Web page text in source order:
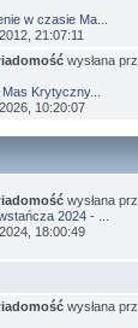
w czasie Ma...
21:07:11
wysłana
Krytyczny...
10:20:07
wysłana
2024 - ...
18:00:49
wysłana